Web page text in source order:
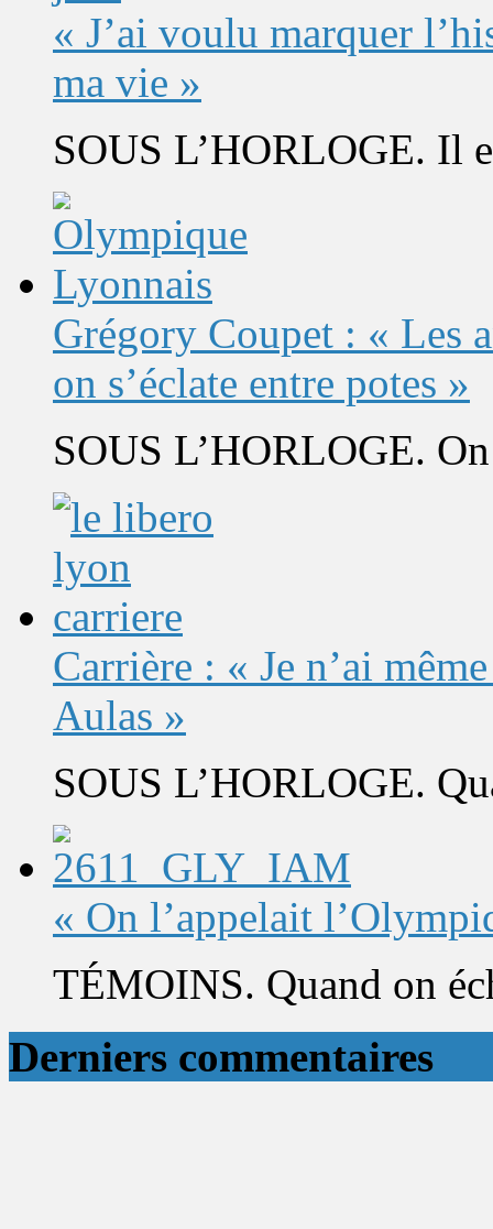
« J’ai voulu marquer
ma vie »
SOUS L’HORLOGE. Il
Grégory Coupet : « Les
on s’éclate entre potes »
SOUS L’HORLOGE.
Carrière : « Je n’ai
Aulas »
SOUS L’HORLOGE.
« On l’appelait
TÉMOINS. Quand on
Derniers commentaires